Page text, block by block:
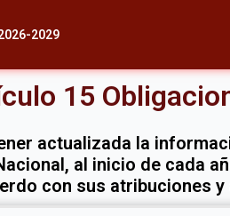
2029
15
actualizada la
al inicio de cada
con sus atribuciones